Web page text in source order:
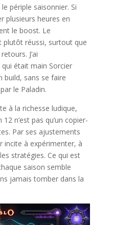
périple saisonnier. Si
plusieurs heures en
le boost. Le
plutôt réussi, surtout que
J’ai
était main Sorcier
build, sans se faire
le Paladin.
à la richesse ludique,
n’est pas qu’un copier-
Par ses ajustements
incite à expérimenter, à
stratégies. Ce qui est
saison semble
jamais tomber dans la